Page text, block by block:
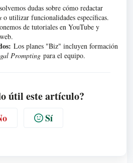
dudas sobre cómo redactar
o utilizar funcionalidades específicas.
de tutoriales en YouTube y
.
Los planes "Biz" incluyen formación
Prompting para el equipo.
útil este artículo?
Sí